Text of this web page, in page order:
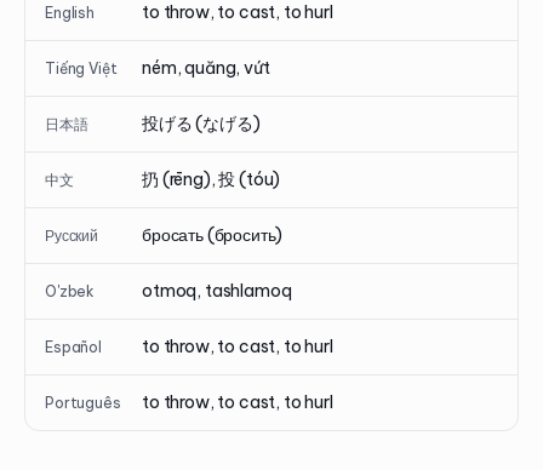
English to throw, to cast, to hurl
Tiếng Việt ném, quăng, vứt
日本語 投げる (なげる)
中文 扔 (rēng), 投 (tóu)
Русский бросать (бросить)
O'zbek otmoq, tashlamoq
Español to throw, to cast, to hurl
Português to throw, to cast, to hurl